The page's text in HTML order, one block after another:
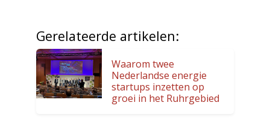
Gerelateerde artikelen:
Waarom twee
Nederlandse energie
startups inzetten op
groei in het Ruhrgebied